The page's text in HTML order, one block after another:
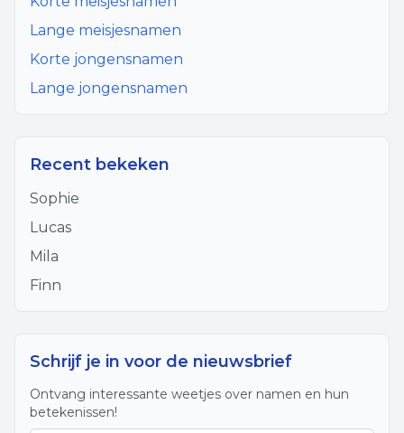
Lange meisjesnamen
Korte jongensnamen
Lange jongensnamen
Recent bekeken
Sophie
Lucas
Mila
Finn
Schrijf je in voor de nieuwsbrief
Ontvang interessante weetjes over namen en hun
betekenissen!